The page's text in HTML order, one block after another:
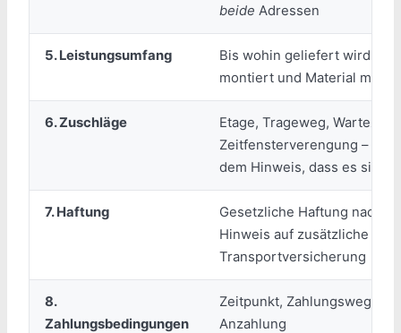
beide Adressen
5. Leistungsumfang
Bis wohin geliefert wird, ob
montiert und Material
6. Zuschläge
Etage, Trageweg, Wartezeit,
Zeitfensterverengung – mit
dem Hinweis, dass es sie
7. Haftung
Gesetzliche Haftung nach §
Hinweis auf zusätzliche
Transportversicherung
8.
Zahlungsbedingungen
Zeitpunkt, Zahlungsweg,
Anzahlung